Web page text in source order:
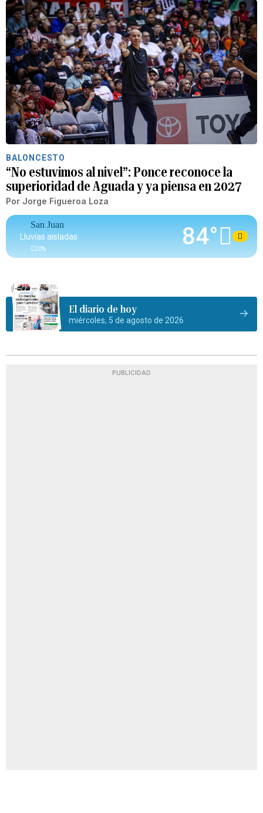
BALONCESTO
“No estuvimos al nivel”: Ponce reconoce la
superioridad de Aguada y ya piensa en 2027
Por Jorge Figueroa Loza
San Juan
Lluvias aisladas
20% 84°
El diario de hoy
miércoles, 5 de agosto de 2026
PUBLICIDAD